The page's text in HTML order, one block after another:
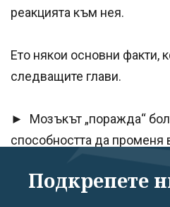
реакцията към нея.
Ето някои основни факти,
следващите глави.
► Мозъкът „поражда“
способността да
да го елиминира.
Подкрепете